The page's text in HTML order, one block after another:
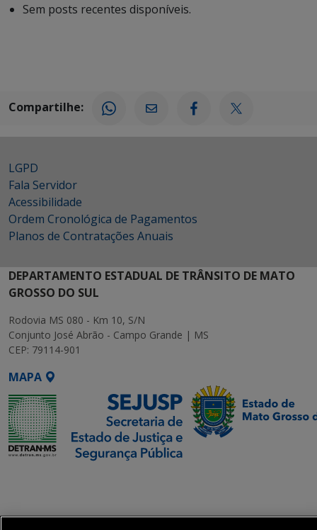
Sem posts recentes disponíveis.
Compartilhe:
LGPD
Fala Servidor
Acessibilidade
Ordem Cronológica de Pagamentos
Planos de Contratações Anuais
DEPARTAMENTO ESTADUAL DE TRÂNSITO DE MATO
GROSSO DO SUL
Rodovia MS 080 - Km 10, S/N
Conjunto José Abrão - Campo Grande | MS
CEP: 79114-901
MAPA
Transformação Digital